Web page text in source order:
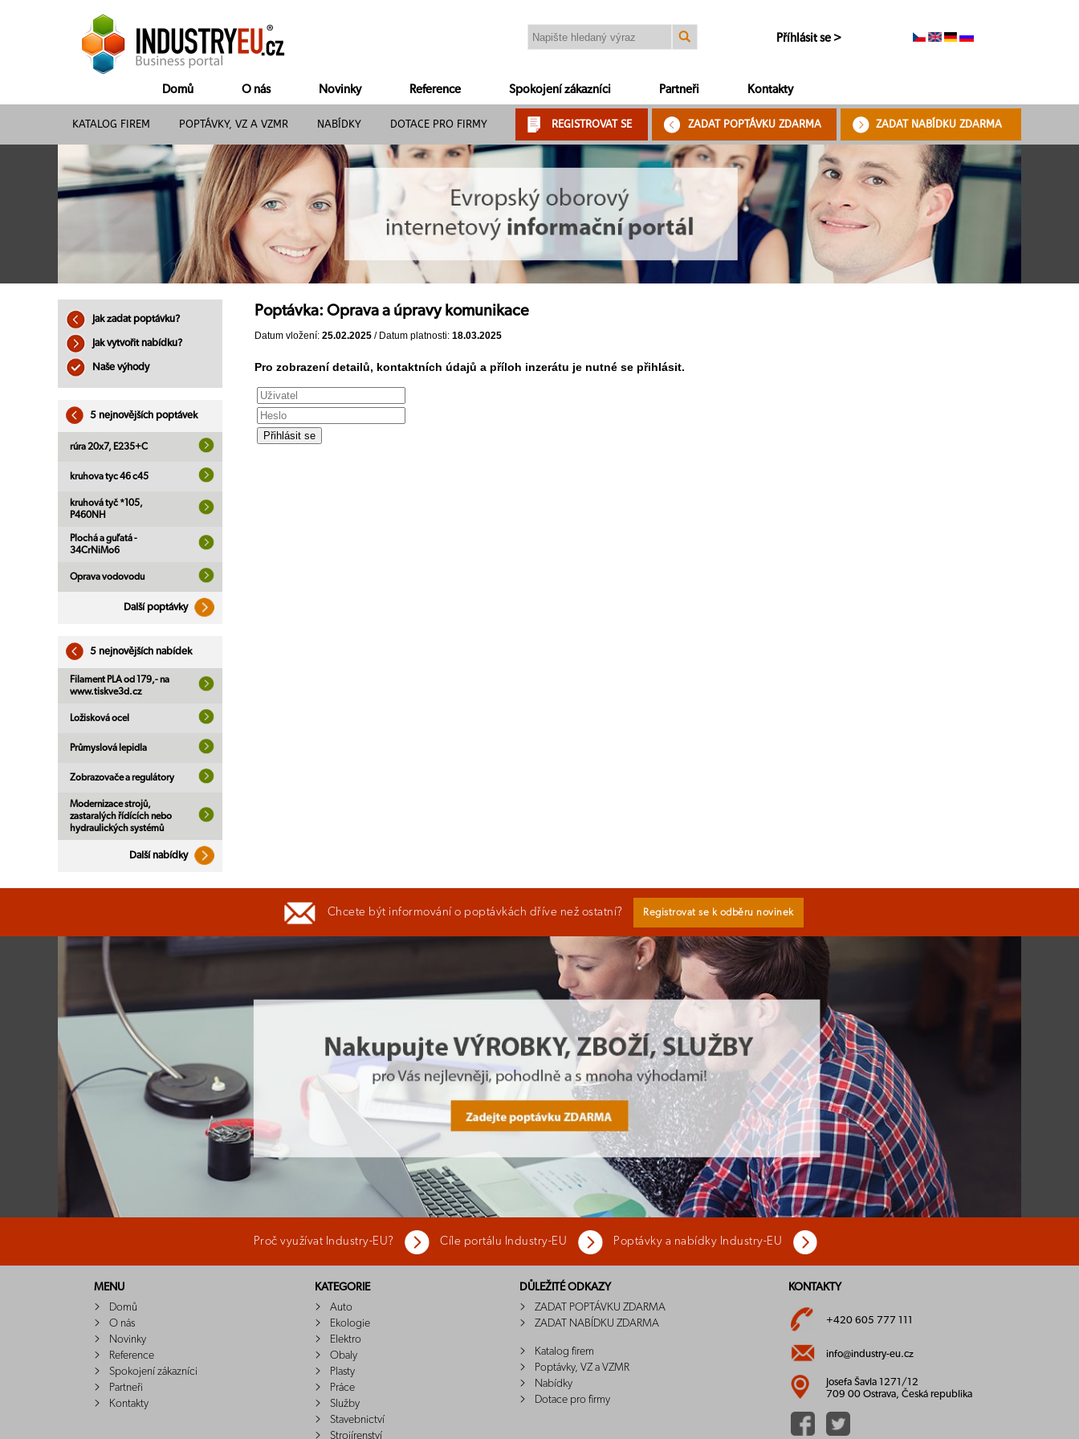
Příhlásit se >
Domů O nás Novinky Reference Spokojení zákazníci Partneři Kontakty
KATALOG FIREM POPTÁVKY, VZ A VZMR NABÍDKY DOTACE PRO FIRMY REGISTROVAT SE ZADAT POPTÁVKU ZDARMA ZADAT NABÍDKU ZDARMA
Jak zadat poptávku?
Jak vytvořit nabídku?
Naše výhody
5 nejnovějších poptávek
rúra 20x7, E235+C
kruhova tyc 46 c45
kruhová tyč *105,
P460NH
Plochá a guľatá -
34CrNiMo6
Oprava vodovodu
Další poptávky
5 nejnovějších nabídek
Filament PLA od 179,- na
www.tiskve3d.cz
Ložisková ocel
Průmyslová lepidla
Zobrazovače a regulátory
Modernizace strojů,
zastaralých řídících nebo
hydraulických systémů
Další nabídky
Poptávka: Oprava a úpravy komunikace
Datum vložení: 25.02.2025 / Datum platnosti: 18.03.2025
Pro zobrazení detailů, kontaktních údajů a příloh inzerátu je nutné se přihlásit.
Chcete být informování o poptávkách dříve než ostatní? Registrovat se k odběru novinek
Proč využívat Industry-EU? Cíle portálu Industry-EU Poptávky a nabídky Industry-EU
MENU
Domů
O nás
Novinky
Reference
Spokojení zákazníci
Partneři
Kontakty
KATEGORIE
Auto
Ekologie
Elektro
Obaly
Plasty
Práce
Služby
Stavebnictví
Strojírenství
DŮLEŽITÉ ODKAZY
ZADAT POPTÁVKU ZDARMA
ZADAT NABÍDKU ZDARMA
Katalog firem
Poptávky, VZ a VZMR
Nabídky
Dotace pro firmy
KONTAKTY
+420 605 777 111
info@industry-eu.cz
Josefa Šavla 1271/12
709 00 Ostrava, Česká republika